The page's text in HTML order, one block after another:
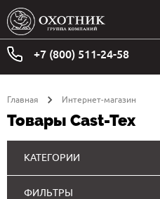
+7 (800) 511-24-58
Главная Интернет-магазин
Товары Cast-Tex
КАТЕГОРИИ
ФИЛЬТРЫ